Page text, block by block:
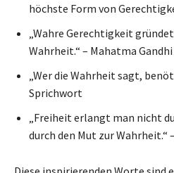
höchste Form von
„Wahre Gerechtigkeit
Wahrheit.“ – Mahatma Gandhi
„Wer die Wahrheit sagt,
Sprichwort
„Freiheit erlangt man nicht
durch den Mut zur Wahrheit.“